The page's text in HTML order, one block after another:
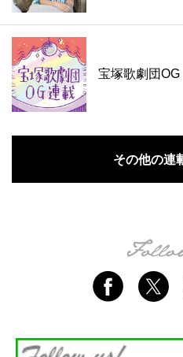
宝塚歌劇団OG
その他の連